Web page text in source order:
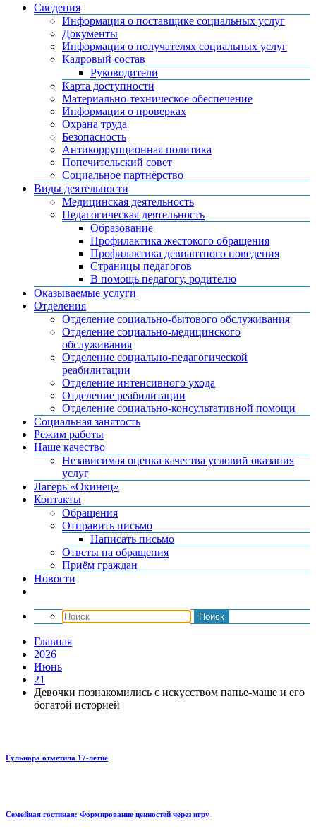
Сведения
Информация о поставщике социальных услуг
Документы
Информация о получателях социальных услуг
Кадровый состав
Руководители
Карта доступности
Материально-техническое обеспечение
Информация о проверках
Охрана труда
Безопасность
Антикоррупционная политика
Попечительский совет
Социальное партнёрство
Виды деятельности
Медицинская деятельность
Педагогическая деятельность
Образование
Профилактика жестокого обращения
Профилактика девиантного поведения
Страницы педагогов
В помощь педагогу, родителю
Оказываемые услуги
Отделения
Отделение социально-бытового обслуживания
Отделение социально-медицинского
обслуживания
Отделение социально-педагогической
реабилитации
Отделение интенсивного ухода
Отделение реабилитации
Отделение социально-консультативной помощи
Социальная занятость
Режим работы
Наше качество
Независимая оценка качества условий оказания
услуг
Лагерь «Окинец»
Контакты
Обращения
Отправить письмо
Написать письмо
Ответы на обращения
Приём граждан
Новости
Главная
2026
Июнь
21
Девочки познакомились с искусством папье-маше и его
богатой историей
Гульнара отметила 17‑летие
Семейная гостиная: Формирование ценностей через игру